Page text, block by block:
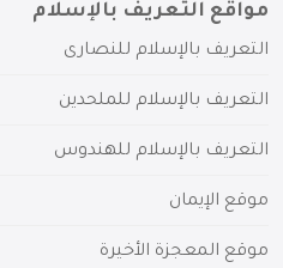
مواقع التعريف بالإسلام
التعريف بالإسلام للنصارى
التعريف بالإسلام للملحدين
التعريف بالإسلام للهندوس
موقع الإيمان
موقع المعجزة الأخيرة